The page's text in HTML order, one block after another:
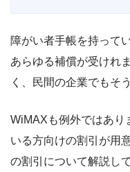
障がい者手帳を持って
あらゆる補償が受けれ
く、民間の企業でもそ
WiMAXも例外ではあり
いる方向けの割引が用
の割引について解説し